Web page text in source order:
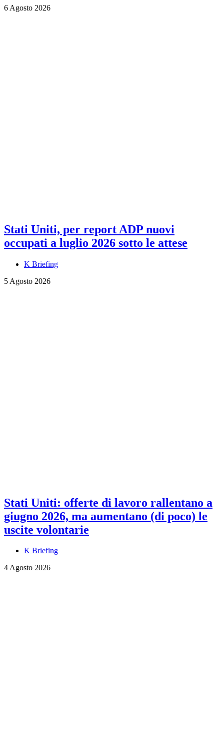
6 Agosto 2026
Stati Uniti, per report ADP nuovi
occupati a luglio 2026 sotto le attese
K Briefing
5 Agosto 2026
Stati Uniti: offerte di lavoro rallentano a
giugno 2026, ma aumentano (di poco) le
uscite volontarie
K Briefing
4 Agosto 2026